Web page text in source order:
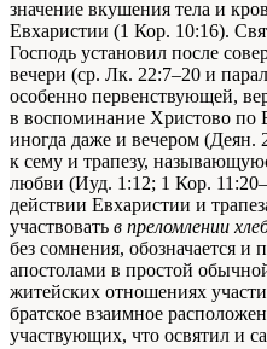
значение вкушения тела и
Евхаристии (1 Кор. 10:16).
Господь установил после
вечери (ср. Лк. 22:7–20 и
особенно первенствующей,
в воспоминание Христово по
иногда даже и вечером (Деян.
к сему и трапезу,
любви (Иуд. 1:12; 1 Кор.
действии Евхаристии и
участвовать в преломлении
без сомнения, обозначается
апостолами в простой
житейских отношениях
братское взаимное
участвующих, что освятил и